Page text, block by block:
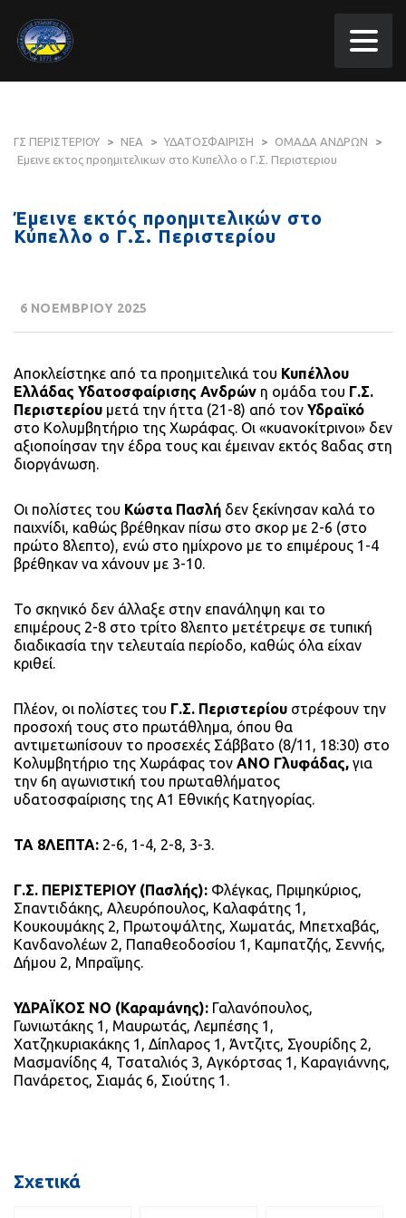
ΓΣ ΠΕΡΙΣΤΕΡΙΟΥ > ΝΕΑ > ΥΔΑΤΟΣΦΑΙΡΙΣΗ > ΟΜΑΔΑ ΑΝΔΡΩΝ
>
Εμεινε εκτος προημιτελικων στο Κυπελλο ο Γ.Σ. Περιστεριου
Έμεινε εκτός προημιτελικών στο
Κύπελλο ο Γ.Σ. Περιστερίου
6 ΝΟΕΜΒΡΙΟΥ 2025
Αποκλείστηκε από τα προημιτελικά του Κυπέλλου
Ελλάδας Υδατοσφαίρισης Ανδρών η ομάδα του Γ.Σ.
Περιστερίου μετά την ήττα (21-8) από τον Υδραϊκό
στο Κολυμβητήριο της Χωράφας. Οι «κυανοκίτρινοι» δεν
αξιοποίησαν την έδρα τους και έμειναν εκτός 8αδας στη
διοργάνωση.
Οι πολίστες του Κώστα Πασλή δεν ξεκίνησαν καλά το
παιχνίδι, καθώς βρέθηκαν πίσω στο σκορ με 2-6 (στο
πρώτο 8λεπτο), ενώ στο ημίχρονο με το επιμέρους 1-4
βρέθηκαν να χάνουν με 3-10.
Το σκηνικό δεν άλλαξε στην επανάληψη και το
επιμέρους 2-8 στο τρίτο 8λεπτο μετέτρεψε σε τυπική
διαδικασία την τελευταία περίοδο, καθώς όλα είχαν
κριθεί.
Πλέον, οι πολίστες του Γ.Σ. Περιστερίου στρέφουν την
προσοχή τους στο πρωτάθλημα, όπου θα
αντιμετωπίσουν το προσεχές Σάββατο (8/11, 18:30) στο
Κολυμβητήριο της Χωράφας τον ΑΝΟ Γλυφάδας, για
την 6η αγωνιστική του πρωταθλήματος
υδατοσφαίρισης της Α1 Εθνικής Κατηγορίας.
ΤΑ 8ΛΕΠΤΑ: 2-6, 1-4, 2-8, 3-3.
Γ.Σ. ΠΕΡΙΣΤΕΡΙΟΥ (Πασλής): Φλέγκας, Πριμηκύριος,
Σπαντιδάκης, Αλευρόπουλος, Καλαφάτης 1,
Κουκουμάκης 2, Πρωτοψάλτης, Χωματάς, Μπετχαβάς,
Κανδανολέων 2, Παπαθεοδοσίου 1, Καμπατζής, Σεννής,
Δήμου 2, Μπραΐμης.
ΥΔΡΑΪΚΟΣ ΝΟ (Καραμάνης): Γαλανόπουλος,
Γωνιωτάκης 1, Μαυρωτάς, Λεμπέσης 1,
Χατζηκυριακάκης 1, Δίπλαρος 1, Άντζιτς, Σγουρίδης 2,
Μασμανίδης 4, Τσαταλιός 3, Αγκόρτσας 1, Καραγιάννης,
Πανάρετος, Σιαμάς 6, Σιούτης 1.
Σχετικά